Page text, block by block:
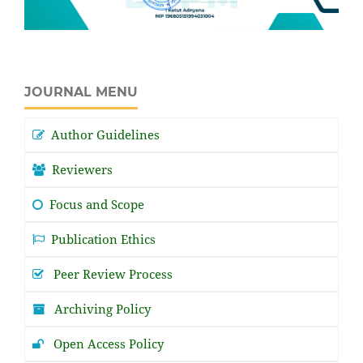
JOURNAL MENU
Author Guidelines
Reviewers
Focus and Scope
Publication Ethics
Peer Review Process
Archiving Policy
Open Access Policy